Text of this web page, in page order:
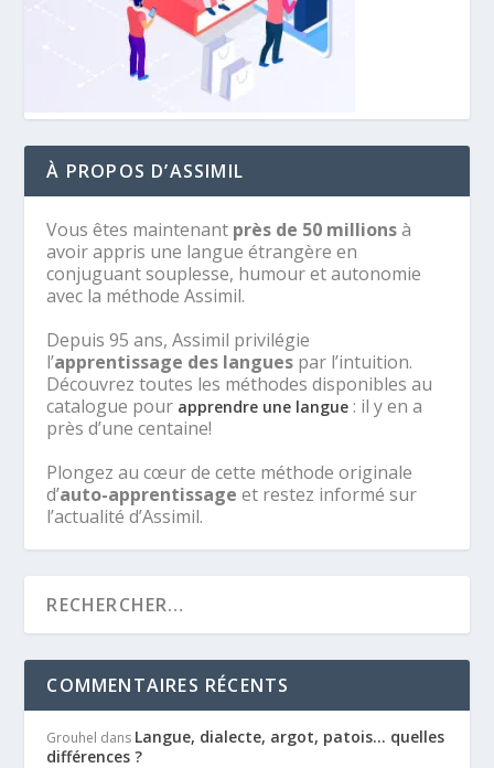
À PROPOS D’ASSIMIL
Vous êtes maintenant près de 50 millionsà
avoir appris une langue étrangère en
conjuguant souplesse, humour et autonomie
avec la méthode Assimil.
Depuis 95 ans, Assimil privilégie
l’apprentissage des langues par l’intuition.
Découvrez toutes les méthodes disponibles au
catalogue pour apprendre une langue : il y en a
près d’une centaine!
Plongez au cœur de cette méthode originale
d’auto-apprentissage et restez informé sur
l’actualité d’Assimil.
COMMENTAIRES RÉCENTS
Grouhel dans Langue, dialecte, argot, patois… quelles
différences ?